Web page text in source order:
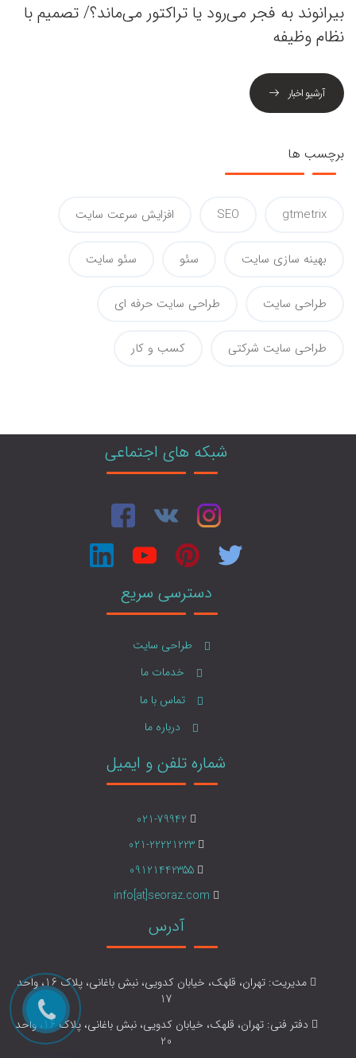
بیرانوند به فجر می‌رود یا تراکتور می‌ماند؟/ تصمیم با
نظام وظیفه
آرشیو اخبار
برچسب ها
gtmetrix
SEO افزایش سرعت سایت
بهینه سازی سایت سئو سئو سایت
طراحی سایت طراحی سایت حرفه ای
طراحی سایت شرکتی کسب و کار
شبکه های اجتماعی
دسترسی سریع
طراحی سایت
خدمات ما
تماس با ما
درباره ما
شماره تلفن و ایمیل
021-79942
021-22221223
09121442355
info[at]seoraz.com
آدرس
مدیریت: تهران، قلهک، خیابان کدویی، نبش باغانی، پلاک 16، واحد
17
دفتر فنی: تهران، قلهک، خیابان کدویی، نبش باغانی، پلاک 16، واحد
20